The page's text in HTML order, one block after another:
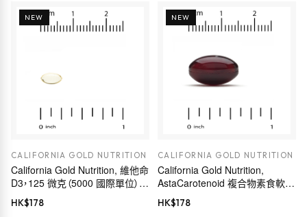
NEW
CALIFORNIA GOLD NUTRITION
California Gold Nutrition, 維他命
D3，125 微克（5000 國際單位），
360 粒魚明膠軟膠囊
HK$178
NEW
CALIFORNIA GOLD NUTRITION
California Gold Nutrition,
AstaCarotenoid 複合物素食軟膠
囊，含葉黃素、番茄紅素、蝦青素
和維他命 A，30 粒
HK$178